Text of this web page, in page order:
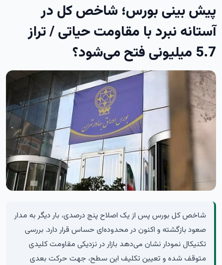
پیش بینی بورس؛ شاخص کل در
آستانه نبرد با مقاومت حیاتی / تراز
5.7 میلیونی فتح می‌شود؟
شاخص کل بورس پس از یک اصلاح پنج درصدی، بار دیگر به مدار
صعود بازگشته و اکنون در محدوده‌ای حساس قرار دارد. بررسی
تکنیکال نمودار نشان می‌دهد بازار در نزدیکی مقاومت کلیدی
متوقف شده و تعیین تکلیف این سطح، جهت حرکت بعدی